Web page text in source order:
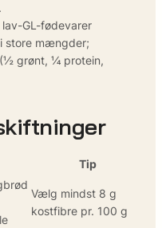
lav-GL-fødevarer
store mængder;
grønt, ¼ protein,
Tip
Vælg mindst 8 g
kostfibre pr. 100 g